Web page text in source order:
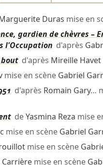
Duras mise en
gardien de chèvres –
l'Occupation d'après
d'après Mireille Havet
mise en scène Gabriel
d'après Romain Gary…
deYasmina Reza mise
mise en scène Gabriel
mise en scène
Carrièremise en scène